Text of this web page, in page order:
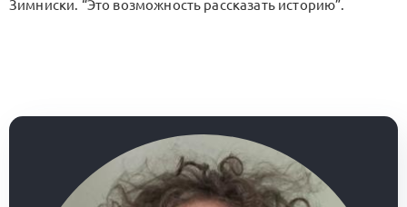
Зимниски. “Это возможность рассказать историю”.